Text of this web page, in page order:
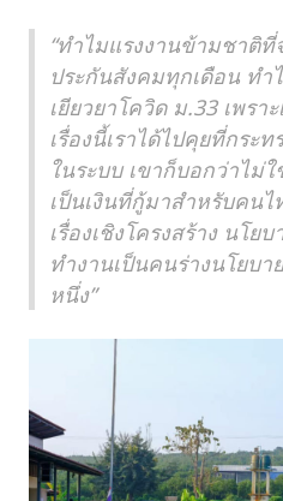
“ทำไมแรงงานข้ามชาติ
ประกันสังคมทุกเดือน ทำ
เยียวยาโควิด ม.33 เพรา
เรื่องนี้เราได้ไปคุยที่กระ
ในระบบ เขาก็บอกว่าไม่
เป็นเงินที่กู้มาสำหรับคนไ
เรื่องเชิงโครงสร้าง นโ
ทำงานเป็นคนร่างนโยบ
หนึ่ง”